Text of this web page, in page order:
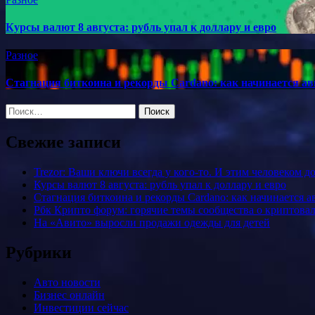
Курсы валют 8 августа: рубль упал к доллару и евро
Разное
Стагнация биткоина и рекорды Cardano: как начинается
Найти:
Свежие записи
Trezor: Ваши ключи всегда у кого-то. И этим человеком
Курсы валют 8 августа: рубль упал к доллару и евро
Стагнация биткоина и рекорды Cardano: как начинается
Рбк Крипто форум: горячие темы сообщества о
На «Авито» выросли продажи одежды для детей
Рубрики
Авто новости
Бизнес онлайн
Инвестиции сейчас